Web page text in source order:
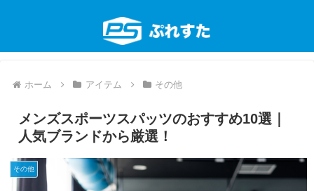
ホーム アイテム その他
メンズスポーツスパッツのおすすめ10選｜
人気ブランドから厳選！
その他